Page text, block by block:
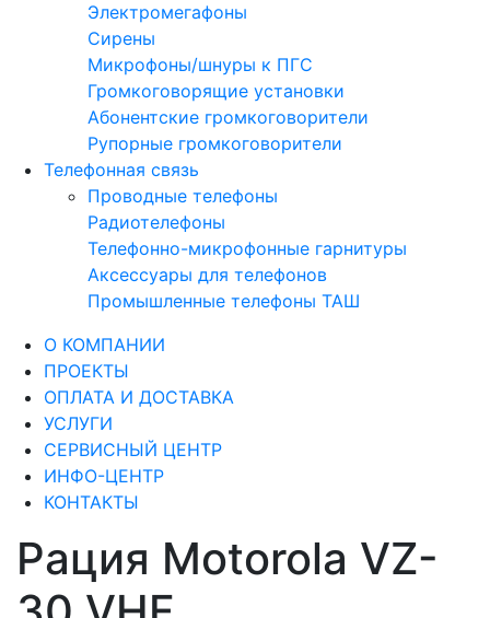
Электромегафоны
Сирены
Микрофоны/шнуры к ПГС
Громкоговорящие установки
Абонентские громкоговорители
Рупорные громкоговорители
Телефонная связь
Проводные телефоны
Радиотелефоны
Телефонно-микрофонные гарнитуры
Аксессуары для телефонов
Промышленные телефоны ТАШ
О КОМПАНИИ
ПРОЕКТЫ
ОПЛАТА И ДОСТАВКА
УСЛУГИ
СЕРВИСНЫЙ ЦЕНТР
ИНФО-ЦЕНТР
КОНТАКТЫ
Рация Motorola VZ-